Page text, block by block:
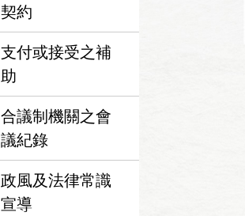
契約
支付或接受之補
助
合議制機關之會
議紀錄
政風及法律常識
宣導